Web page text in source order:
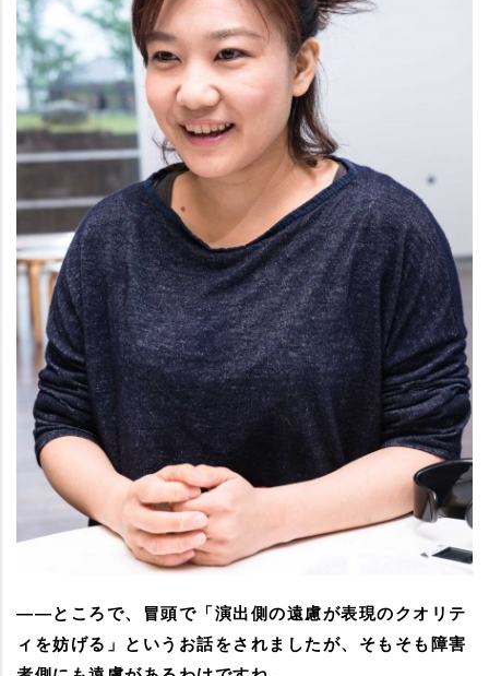
――ところで、冒頭で「演出側の遠慮が表現のクオリテ
ィを妨げる」というお話をされましたが、そもそも障害